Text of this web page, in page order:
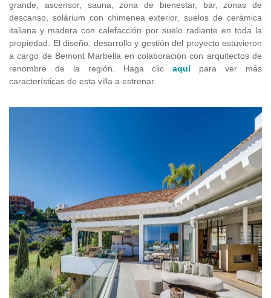
grande, ascensor, sauna, zona de bienestar, bar, zonas de
descanso, solárium con chimenea exterior, suelos de cerámica
italiana y madera con calefacción por suelo radiante en toda la
propiedad. El diseño, desarrollo y gestión del proyecto estuvieron
a cargo de Bemont Marbella en colaboración con arquitectos de
renombre de la región. Haga clicaquípara ver más
características de esta villa a estrenar.